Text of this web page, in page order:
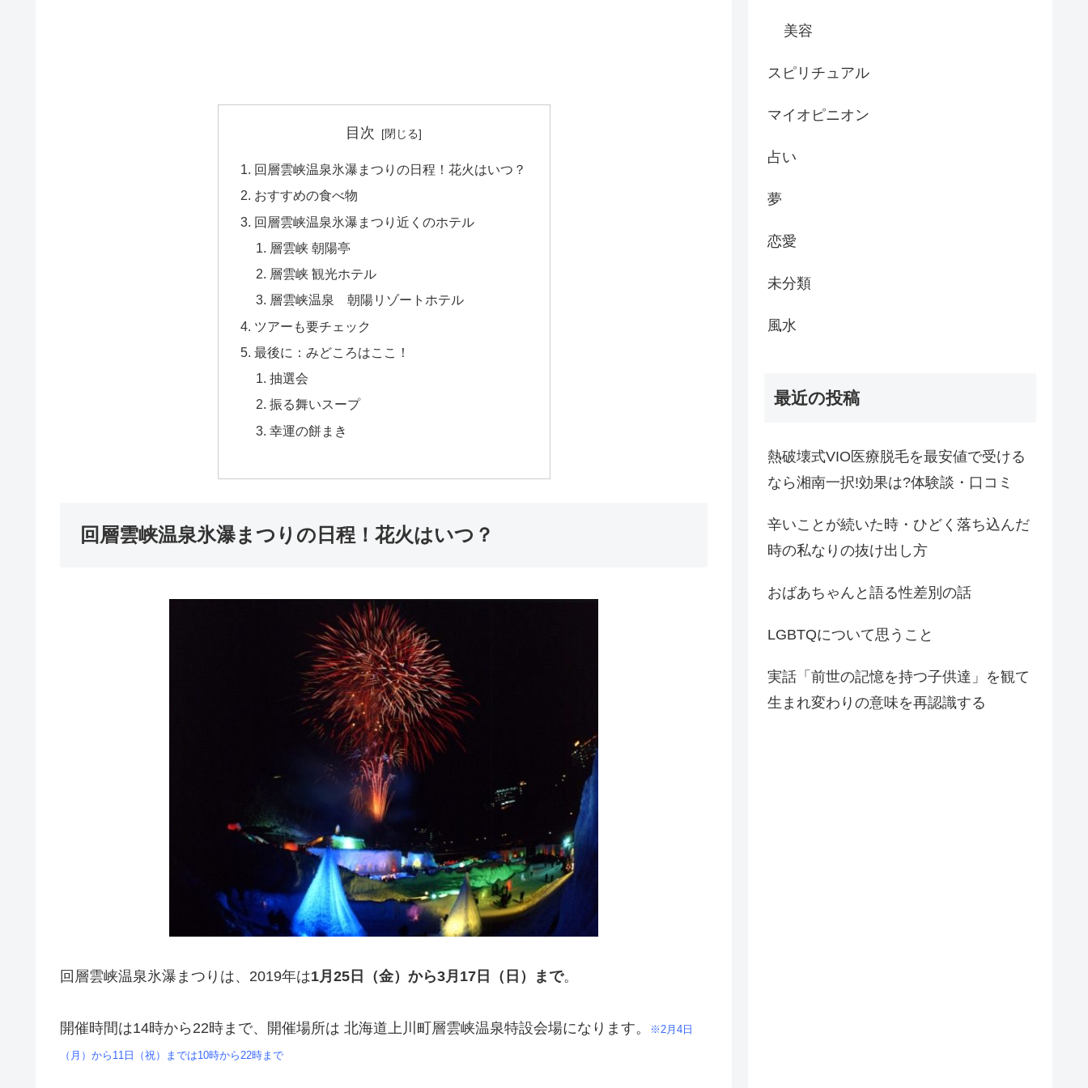
目次
回層雲峡温泉氷瀑まつりの日程！花火はいつ？
おすすめの食べ物
回層雲峡温泉氷瀑まつり近くのホテル
層雲峡 朝陽亭
層雲峡 観光ホテル
層雲峡温泉 朝陽リゾートホテル
ツアーも要チェック
最後に：みどころはここ！
抽選会
振る舞いスープ
幸運の餅まき
回層雲峡温泉氷瀑まつりの日程！花火はいつ？
回層雲峡温泉氷瀑まつりは、2019年は1月25日（金）から3月17日（日）まで。
開催時間は14時から22時まで、開催場所は 北海道上川町層雲峡温泉特設会場になります。 ※2月4日
（月）から11日（祝）までは10時から22時まで
美容
スピリチュアル
マイオピニオン
占い
夢
恋愛
未分類
風水
最近の投稿
熱破壊式VIO医療脱毛を最安値で受ける
なら湘南一択!効果は?体験談・口コミ
辛いことが続いた時・ひどく落ち込んだ
時の私なりの抜け出し方
おばあちゃんと語る性差別の話
LGBTQについて思うこと
実話「前世の記憶を持つ子供達」を観て
生まれ変わりの意味を再認識する